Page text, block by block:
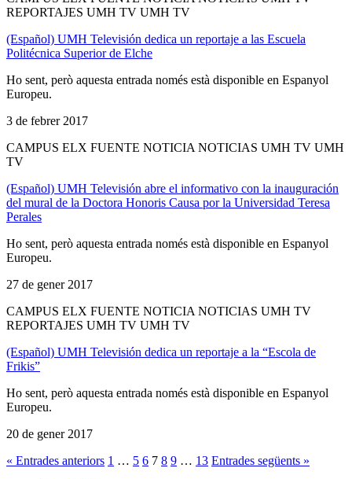
REPORTAJES UMH TV UMH TV
(Español) UMH Televisión dedica un reportaje a las Escuela
Politécnica Superior de Elche
Ho sent, però aquesta entrada només està disponible en Espanyol
Europeu.
3 de febrer 2017
CAMPUS ELX FUENTE NOTICIA NOTICIAS UMH TV UMH
TV
(Español) UMH Televisión abre el informativo con la inauguración
del mural de la Doctora Honoris Causa por la Universidad Teresa
Perales
Ho sent, però aquesta entrada només està disponible en Espanyol
Europeu.
27 de gener 2017
CAMPUS ELX FUENTE NOTICIA NOTICIAS UMH TV
REPORTAJES UMH TV UMH TV
(Español) UMH Televisión dedica un reportaje a la “Escola de
Frikis”
Ho sent, però aquesta entrada només està disponible en Espanyol
Europeu.
20 de gener 2017
« Entrades anteriors 1 … 5 6 7 8 9 … 13 Entrades següents »